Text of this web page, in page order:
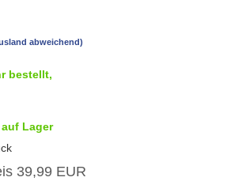
abweichend)
bestellt,
Lager
39,99 EUR